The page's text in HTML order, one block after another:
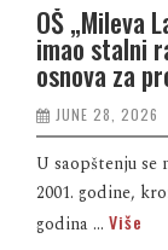
OŠ „Mileva
imao stalni
osnova za
JUNE 28, 2026
U saopštenju
2001. godine,
godina ... Više